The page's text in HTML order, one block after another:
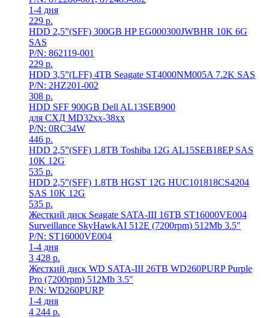
1-4 дня
229 р.
HDD 2,5”(SFF) 300GB HP EG000300JWBHR 10K 6G
SAS
P/N: 862119-001
229 р.
HDD 3,5”(LFF) 4TB Seagate ST4000NM005A 7.2K SAS
P/N: 2HZ201-002
308 р.
HDD SFF 900GB Dell AL13SEB900
для СХД MD32xx-38xx
P/N: 0RC34W
446 р.
HDD 2,5”(SFF) 1.8TB Toshiba 12G AL15SEB18EP SAS
10K 12G
535 р.
HDD 2,5”(SFF) 1.8TB HGST 12G HUC101818CS4204
SAS 10K 12G
535 р.
Жесткий диск Seagate SATA-III 16TB ST16000VE004
Surveillance SkyHawkAI 512E (7200rpm) 512Mb 3.5"
P/N: ST16000VE004
1-4 дня
3 428 р.
Жесткий диск WD SATA-III 26TB WD260PURP Purple
Pro (7200rpm) 512Mb 3.5"
P/N: WD260PURP
1-4 дня
4 244 р.